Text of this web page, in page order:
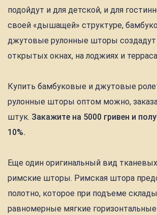
подойдут и для детской, и для
своей «дышащей» структуре,
джутовые рулонные шторы создадут
открытых окнах, на лоджиях и
Купить бамбуковые и джутовые
рулонные шторы оптом можно,
штук. Закажите на 5000 гривен и
10%.
Еще один оригинальный вид
римские шторы. Римская штора
полотно, которое при подъеме
равномерные мягкие